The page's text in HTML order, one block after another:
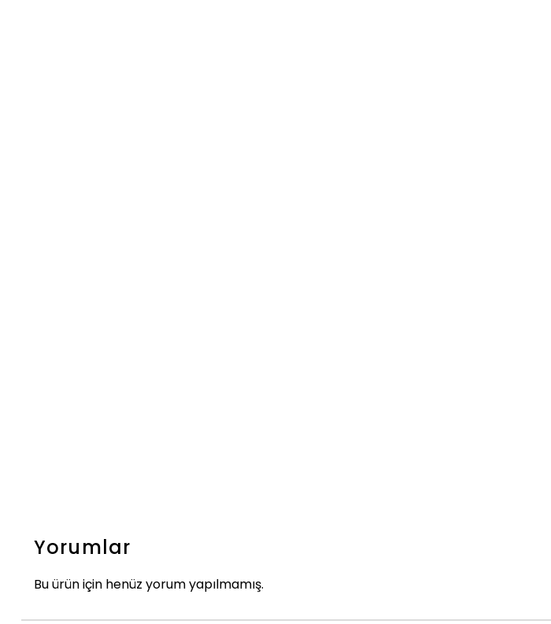
Yorumlar
Bu ürün için henüz yorum yapılmamış.